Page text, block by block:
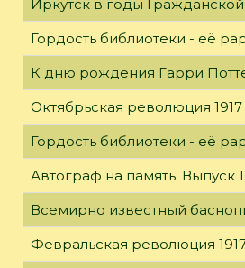
Иркутск в годы
Гордость библиотеки - её
К дню рождения Гарри
Октябрьская революция
Гордость библиотеки - её
Автограф на память. Выпуск
Всемирно известный
Февральская революция